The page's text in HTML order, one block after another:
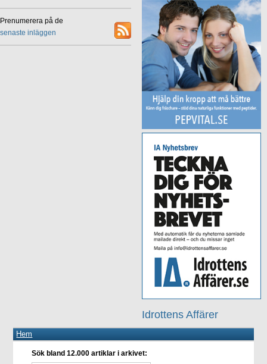
Idrottens Affärer
Prenumerera på de
senaste inläggen
Hem
Sök bland 12.000 artiklar i arkivet: